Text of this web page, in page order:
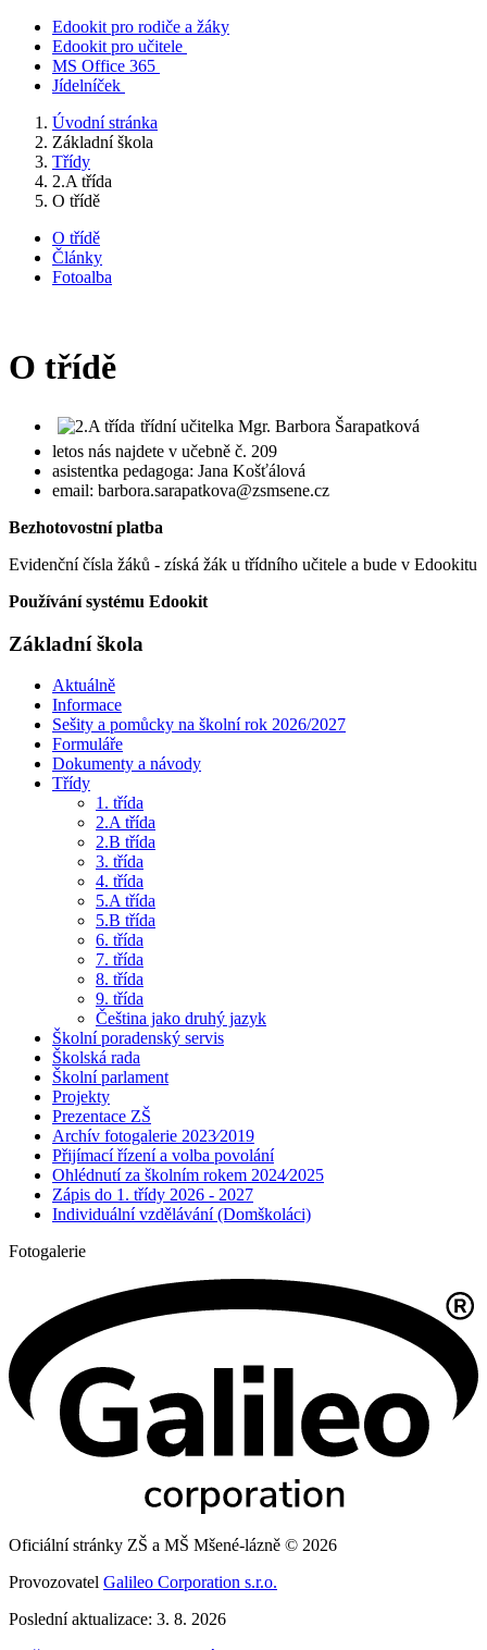
Edookit pro rodiče a žáky
Edookit pro učitele
MS Office 365
Jídelníček
Úvodní stránka
Základní škola
Třídy
2.A třída
O třídě
O třídě
Články
Fotoalba
O třídě
třídní učitelka Mgr. Barbora Šarapatková
letos nás najdete v učebně č. 209
asistentka pedagoga: Jana Košťálová
email: barbora.sarapatkova@zsmsene.cz
Bezhotovostní platba
Evidenční čísla žáků - získá žák u třídního učitele a bude v Edookitu
Používání systému Edookit
Základní škola
Aktuálně
Informace
Sešity a pomůcky na školní rok 2026/2027
Formuláře
Dokumenty a návody
Třídy
1. třída
2.A třída
2.B třída
3. třída
4. třída
5.A třída
5.B třída
6. třída
7. třída
8. třída
9. třída
Čeština jako druhý jazyk
Školní poradenský servis
Školská rada
Školní parlament
Projekty
Prezentace ZŠ
Archív fotogalerie 2023⁄2019
Přijímací řízení a volba povolání
Ohlédnutí za školním rokem 2024⁄2025
Zápis do 1. třídy 2026 - 2027
Individuální vzdělávání (Domškoláci)
Fotogalerie
Oficiální stránky ZŠ a MŠ Mšené-lázně © 2026
Provozovatel Galileo Corporation s.r.o.
Poslední aktualizace: 3. 8. 2026